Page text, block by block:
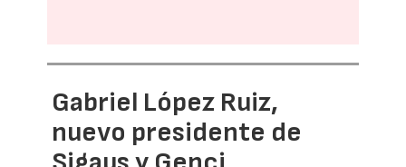
Gabriel López Ruiz,
nuevo presidente de